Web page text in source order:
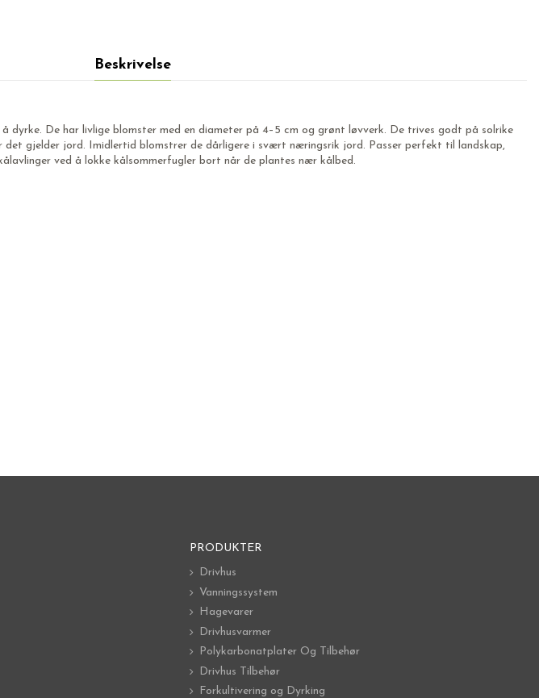
Beskrivelse
dyrke. De har livlige blomster med en diameter på 4–5 cm og grønt løvverk. De trives godt på solrike
det gjelder jord. Imidlertid blomstrer de dårligere i svært næringsrik jord. Passer perfekt til landskap,
ved å lokke kålsommerfugler bort når de plantes nær kålbed.
PRODUKTER
Drivhus
Vanningssystem
Hagevarer
Drivhusvarmer
Polykarbonatplater Og Tilbehør
Drivhus Tilbehør
Forkultivering og Dyrking